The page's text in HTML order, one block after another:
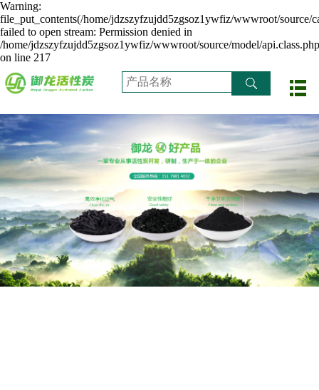
Warning:
file_put_contents(/home/jdzszyfzujdd5zgsoz1ywfiz/wwwroot/source/
failed to open stream: Permission denied in
/home/jdzszyfzujdd5zgsoz1ywfiz/wwwroot/source/model/api.class.php
on line 217